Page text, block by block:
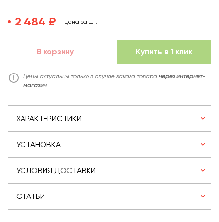
2 484 ₽ Цена за шт.
В корзину Купить в 1 клик
Цены актуальны только в случае заказа товара через интернет-
магазин
ХАРАКТЕРИСТИКИ
УСТАНОВКА
УСЛОВИЯ ДОСТАВКИ
СТАТЬИ